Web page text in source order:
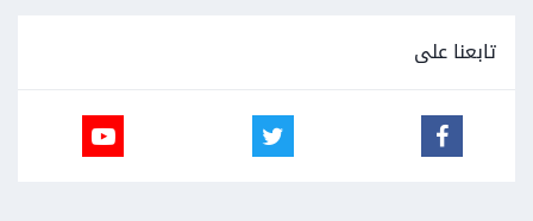
تابعنا على